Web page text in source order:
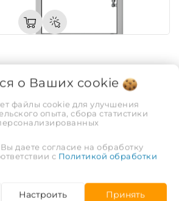
о Ваших cookie
файлы cookie для улучшения
опыта, сбора статистики
даете согласие на обработку
с Политикой обработки
Настроить Принять